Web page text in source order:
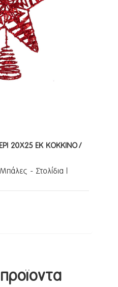
20Χ25 ΕΚ ΚΟΚΚΙΝΟ/
Μπάλες - Στολίδια |